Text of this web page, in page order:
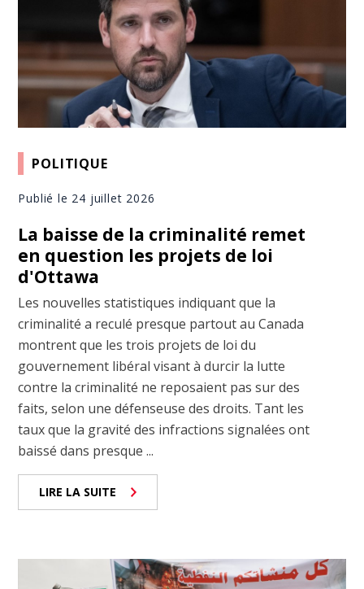
POLITIQUE
Publié le 24 juillet 2026
La baisse de la criminalité remet
en question les projets de loi
d'Ottawa
Les nouvelles statistiques indiquant que la
criminalité a reculé presque partout au Canada
montrent que les trois projets de loi du
gouvernement libéral visant à durcir la lutte
contre la criminalité ne reposaient pas sur des
faits, selon une défenseuse des droits. Tant les
taux que la gravité des infractions signalées ont
baissé dans presque ...
LIRE LA SUITE